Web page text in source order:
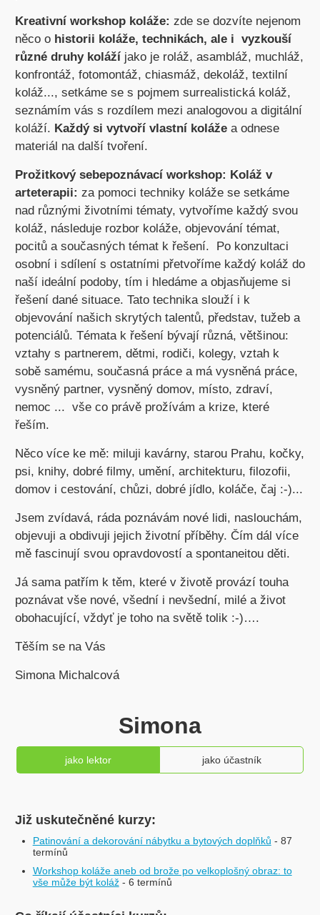
Kreativní workshop koláže: zde se dozvíte nejenom
něco o historii koláže, technikách, ale i vyzkouší
různé druhy kolážíjako je roláž, asambláž, muchláž,
konfrontáž, fotomontáž, chiasmáž, dekoláž, textilní
koláž..., setkáme se s pojmem surrealistická koláž,
seznámím vás s rozdílem mezi analogovou a digitální
koláží. Každý si vytvoří vlastní kolážea odnese
materiál na další tvoření.
Prožitkový sebepoznávací workshop: Koláž v
arteterapii: za pomoci techniky koláže se setkáme
nad různými životními tématy, vytvoříme každý svou
koláž, následuje rozbor koláže, objevování témat,
pocitů a současných témat k řešení. Po konzultaci
osobní i sdílení s ostatními přetvoříme každý koláž do
naší ideální podoby, tím i hledáme a objasňujeme si
řešení dané situace. Tato technika slouží i k
objevování našich skrytých talentů, představ, tužeb a
potenciálů. Témata k řešení bývají různá, většinou:
vztahy s partnerem, dětmi, rodiči, kolegy, vztah k
sobě samému, současná práce a má vysněná práce,
vysněný partner, vysněný domov, místo, zdraví,
nemoc ... vše co právě prožívám a krize, které
řeším.
Něco více ke mě: miluji kavárny, starou Prahu, kočky,
psi, knihy, dobré filmy, umění, architekturu, filozofii,
domov i cestování, chůzi, dobré jídlo, koláče, čaj :-)...
Jsem zvídavá, ráda poznávám nové lidi, naslouchám,
objevuji a obdivuji jejich životní příběhy. Čím dál více
mě fascinují svou opravdovostí a spontaneitou děti.
Já sama patřím k těm, které v životě provází touha
poznávat vše nové, všední i nevšední, milé a život
obohacující, vždyť je toho na světě tolik :-)….
Těším se na Vás
Simona Michalcová
Simona
jako lektor jako účastník
Již uskutečněné kurzy:
Patinování a dekorování nábytku a bytových doplňků - 87
termínů
Workshop koláže aneb od brože po velkoplošný obraz: to
vše může být koláž - 6 termínů